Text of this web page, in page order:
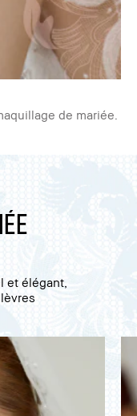
de mariée.
et élégant,